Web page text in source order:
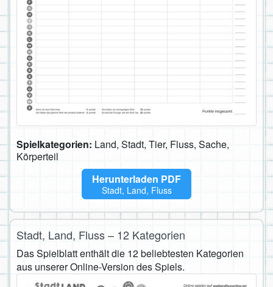
Spielkategorien: Land, Stadt, Tier, Fluss, Sache,
Körperteil
Herunterladen PDF
Stadt, Land, Fluss
Stadt, Land, Fluss – 12 Kategorien
Das Spielblatt enthält die 12 beliebtesten Kategorien
aus unserer Online-Version des Spiels.